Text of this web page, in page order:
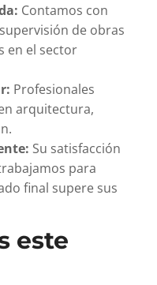
Contamos con
de obras
en el sector
Profesionales
arquitectura,
Su satisfacción
para
final supere sus
este